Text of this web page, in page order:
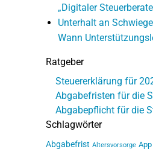
„Digitaler
Unterhalt an
Wann
Ratgeber
Steuererklärung für
Abgabefristen für die
Abgabepflicht für die
Schlagwörter
Abgabefrist Altersvorsorge App